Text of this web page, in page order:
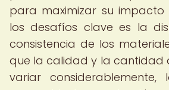
para maximizar su impacto
los desafíos clave es la
consistencia de los
que la calidad y la cantidad
variar considerablemente,